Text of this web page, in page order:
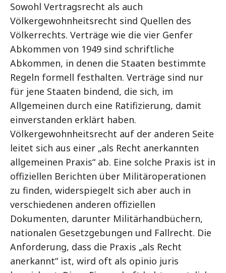
Sowohl Vertragsrecht als auch
Völkergewohnheitsrecht sind Quellen des
Völkerrechts. Verträge wie die vier Genfer
Abkommen von 1949 sind schriftliche
Abkommen, in denen die Staaten bestimmte
Regeln formell festhalten. Verträge sind nur
für jene Staaten bindend, die sich, im
Allgemeinen durch eine Ratifizierung, damit
einverstanden erklärt haben.
Völkergewohnheitsrecht auf der anderen Seite
leitet sich aus einer „als Recht anerkannten
allgemeinen Praxis“ ab. Eine solche Praxis ist in
offiziellen Berichten über Militäroperationen
zu finden, widerspiegelt sich aber auch in
verschiedenen anderen offiziellen
Dokumenten, darunter Militärhandbüchern,
nationalen Gesetzgebungen und Fallrecht. Die
Anforderung, dass die Praxis „als Recht
anerkannt“ ist, wird oft als opinio juris